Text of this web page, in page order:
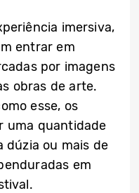
imersiva,
entrar em
por imagens
obras de arte.
esse, os
uma quantidade
dúzia ou mais de
em